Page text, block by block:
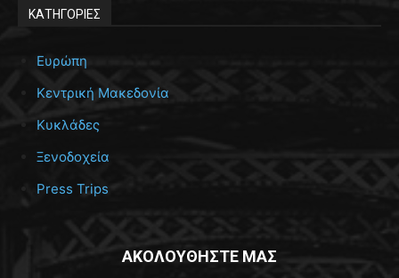
ΚΑΤΗΓΟΡΙΕΣ
Ευρώπη
Κεντρική Μακεδονία
Κυκλάδες
Ξενοδοχεία
Press Trips
ΑΚΟΛΟΥΘΗΣΤΕ ΜΑΣ